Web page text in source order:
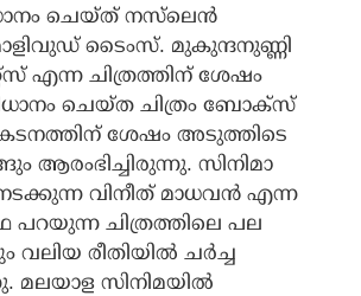
ചെയ്ത് നസ്‌ലെന്‍
ടൈംസ്. മുകുന്ദനുണ്ണി
എന്ന ചിത്രത്തിന് ശേഷം
ചെയ്ത ചിത്രം ബോക്‌സ്
ശേഷം അടുത്തിടെ
ആരംഭിച്ചിരുന്നു. സിനിമാ
വിനീത് മാധവന്‍ എന്ന
പറയുന്ന ചിത്രത്തിലെ പല
വലിയ രീതിയില്‍ ചര്‍ച്ച
മലയാള സിനിമയില്‍